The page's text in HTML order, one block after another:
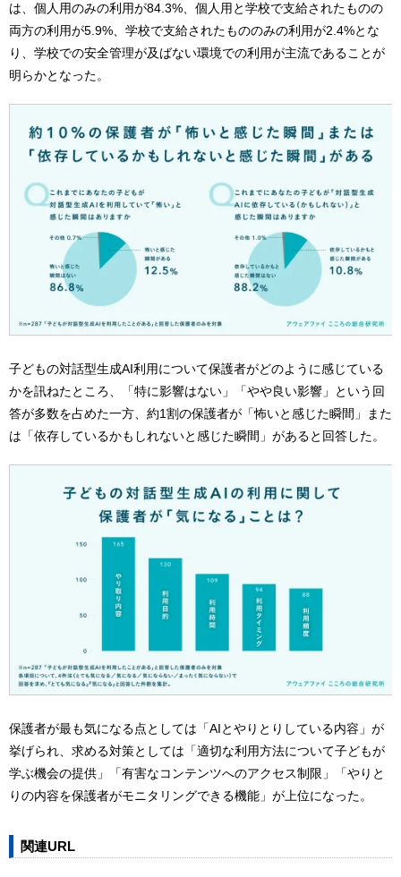
は、個人用のみの利用が84.3%、個人用と学校で支給されたものの
両方の利用が5.9%、学校で支給されたもののみの利用が2.4%とな
り、学校での安全管理が及ばない環境での利用が主流であることが
明らかとなった。
子どもの対話型生成AI利用について保護者がどのように感じている
かを訊ねたところ、「特に影響はない」「やや良い影響」という回
答が多数を占めた一方、約1割の保護者が「怖いと感じた瞬間」また
は「依存しているかもしれないと感じた瞬間」があると回答した。
保護者が最も気になる点としては「AIとやりとりしている内容」が
挙げられ、求める対策としては「適切な利用方法について子どもが
学ぶ機会の提供」「有害なコンテンツへのアクセス制限」「やりと
りの内容を保護者がモニタリングできる機能」が上位になった。
関連URL